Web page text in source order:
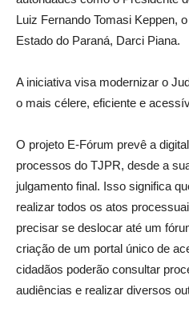
Luiz Fernando Tomasi Keppen,
Estado do Paraná, Darci Piana.
A iniciativa visa modernizar o
o mais célere, eficiente e
O projeto E-Fórum prevê a
processos do TJPR, desde a
julgamento final. Isso significa
realizar todos os atos
precisar se deslocar até um
criação de um portal único de
cidadãos poderão consultar
audiências e realizar diversos